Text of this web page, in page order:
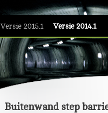
Versie 2015.1 Versie 2014.1
Buitenwand step